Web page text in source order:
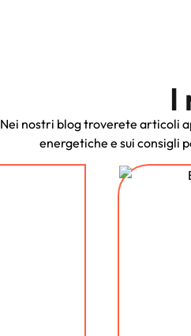
I
Nei nostri blog troverete articoli
energetiche e sui consigli